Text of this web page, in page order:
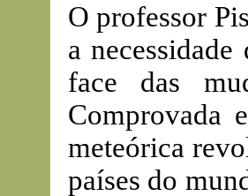
O professor
a
face das
Comprovada
meteórica
países do